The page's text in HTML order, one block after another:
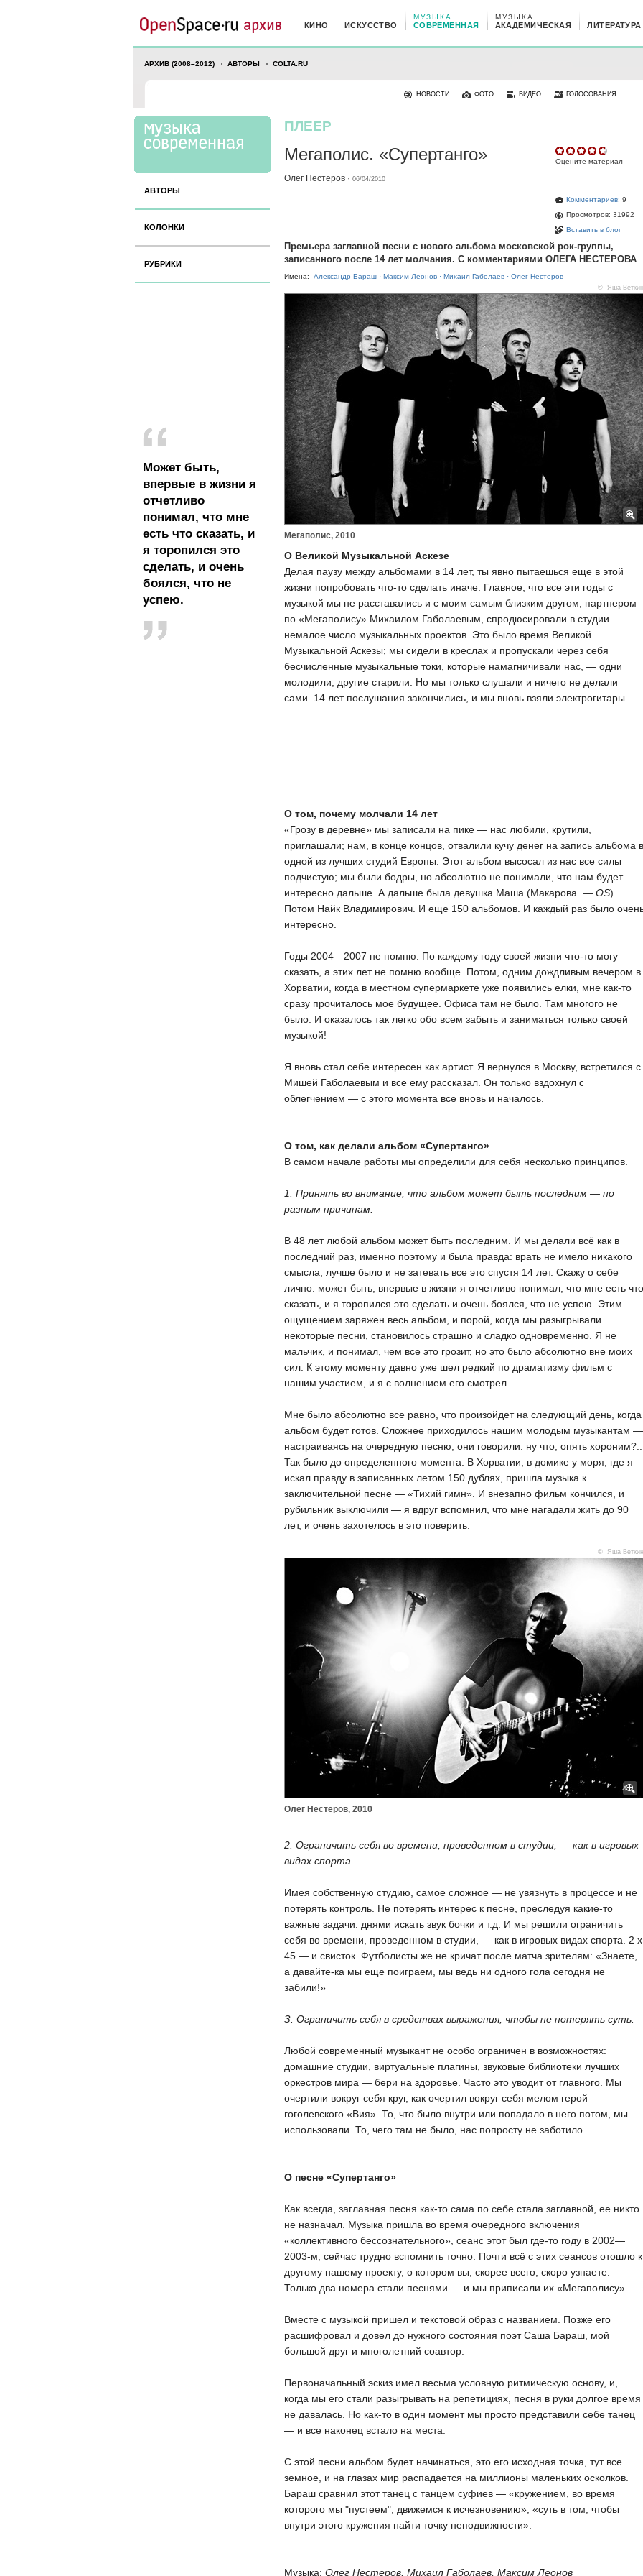
КИНО ИСКУССТВО СОВРЕМЕННАЯ
МУЗЫКА
АКАДЕМИЧЕСКАЯ
МУЗЫКА
ЛИТЕРАТУРА
АРХИВ (2008–2012) АВТОРЫ COLTA.RU
НОВОСТИ ФОТО ВИДЕО ГОЛОСОВАНИЯ
АВТОРЫ
КОЛОНКИ
РУБРИКИ
Может быть,
впервые в жизни я
отчетливо
понимал, что мне
есть что сказать, и
я торопился это
сделать, и очень
боялся, что не
успею.
ПЛЕЕР
Оцените материал
Комментариев: 9
Просмотров: 31992
Вставить в блог
Мегаполис. «Супертанго»
Олег Нестеров · 06/04/2010
Премьера заглавной песни с нового альбома московской рок-группы,
записанного после 14 лет молчания. С комментариями ОЛЕГА НЕСТЕРОВА
Имена: Александр Бараш · Максим Леонов · Михаил Габолаев · Олег Нестеров
© Яша Веткин
Мегаполиc, 2010
О Великой Музыкальной Аскезе
Делая паузу между альбомами в 14 лет, ты явно пытаешься еще в этой
жизни попробовать что-то сделать иначе. Главное, что все эти годы с
музыкой мы не расставались и с моим самым близким другом, партнером
по «Мегаполису» Михаилом Габолаевым, спродюсировали в студии
немалое число музыкальных проектов. Это было время Великой
Музыкальной Аскезы; мы сидели в креслах и пропускали через себя
бесчисленные музыкальные токи, которые намагничивали нас, — одни
молодили, другие старили. Но мы только слушали и ничего не делали
сами. 14 лет послушания закончились, и мы вновь взяли электрогитары.
О том, почему молчали 14 лет
«Грозу в деревне» мы записали на пике — нас любили, крутили,
приглашали; нам, в конце концов, отвалили кучу денег на запись альбома в
одной из лучших студий Европы. Этот альбом высосал из нас все силы
подчистую; мы были бодры, но абсолютно не понимали, что нам будет
интересно дальше. А дальше была девушка Маша (Макарова. — OS).
Потом Найк Владимирович. И еще 150 альбомов. И каждый раз было
интересно.
Годы 2004—2007 не помню. По каждому году своей жизни что-то могу
сказать, а этих лет не помню вообще. Потом, одним дождливым вечером в
Хорватии, когда в местном супермаркете уже появились елки, мне как-то
сразу прочиталось мое будущее. Офиса там не было. Там многого не
было. И оказалось так легко обо всем забыть и заниматься только своей
музыкой!
Я вновь стал себе интересен как артист. Я вернулся в Москву, встретился с
Мишей Габолаевым и все ему рассказал. Он только вздохнул с
облегчением — с этого момента все вновь и началось.
О том, как делали альбом «Супертанго»
В самом начале работы мы определили для себя несколько принципов.
1. Принять во внимание, что альбом может быть последним — по
разным причинам.
В 48 лет любой альбом может быть последним. И мы делали всё как в
последний раз, именно поэтому и была правда: врать не имело никакого
смысла, лучше было и не затевать все это спустя 14 лет. Скажу о себе
лично: может быть, впервые в жизни я отчетливо понимал, что мне есть что
сказать, и я торопился это сделать и очень боялся, что не успею. Этим
ощущением заряжен весь альбом, и порой, когда мы разыгрывали
некоторые песни, становилось страшно и сладко одновременно. Я не
мальчик, и понимал, чем все это грозит, но это было абсолютно вне моих
сил. К этому моменту давно уже шел редкий по драматизму фильм с
нашим участием, и я с волнением его смотрел.
Мне было абсолютно все равно, что произойдет на следующий день, когда
альбом будет готов. Сложнее приходилось нашим молодым музыкантам —
настраиваясь на очередную песню, они говорили: ну что, опять хороним?..
Так было до определенного момента. В Хорватии, в домике у моря, где я
искал правду в записанных летом 150 дублях, пришла музыка к
заключительной песне — «Тихий гимн». И внезапно фильм кончился, и
рубильник выключили — я вдруг вспомнил, что мне нагадали жить до 90
лет, и очень захотелось в это поверить.
© Яша Веткин
Олег Нестеров, 2010
2. Ограничить себя во времени, проведенном в студии, — как в игровых
видах спорта.
Имея собственную студию, самое сложное — не увязнуть в процессе и не
потерять контроль. Не потерять интерес к песне, преследуя какие-то
важные задачи: днями искать звук бочки и т.д. И мы решили ограничить
себя во времени, проведенном в студии, — как в игровых видах спорта. 2 х
45 — и свисток. Футболисты же не кричат после матча зрителям: «Знаете,
а давайте-ка мы еще поиграем, мы ведь ни одного гола сегодня не
забили!»
З. Ограничить себя в средствах выражения, чтобы не потерять суть.
Любой современный музыкант не особо ограничен в возможностях:
домашние студии, виртуальные плагины, звуковые библиотеки лучших
оркестров мира — бери на здоровье. Часто это уводит от главного. Мы
очертили вокруг себя круг, как очертил вокруг себя мелом герой
гоголевского «Вия». То, что было внутри или попадало в него потом, мы
использовали. То, чего там не было, нас попросту не заботило.
О песне «Супертанго»
Как всегда, заглавная песня как-то сама по себе стала заглавной, ее никто
не назначал. Музыка пришла во время очередного включения
«коллективного бессознательного», сеанс этот был где-то году в 2002—
2003-м, сейчас трудно вспомнить точно. Почти всё с этих сеансов отошло к
другому нашему проекту, о котором вы, скорее всего, скоро узнаете.
Только два номера стали песнями — и мы приписали их «Мегаполису».
Вместе с музыкой пришел и текстовой образ с названием. Позже его
расшифровал и довел до нужного состояния поэт Саша Бараш, мой
большой друг и многолетний соавтор.
Первоначальный эскиз имел весьма условную ритмическую основу, и,
когда мы его стали разыгрывать на репетициях, песня в руки долгое время
не давалась. Но как-то в один момент мы просто представили себе танец
— и все наконец встало на места.
С этой песни альбом будет начинаться, это его исходная точка, тут все
земное, и на глазах мир распадается на миллионы маленьких осколков.
Бараш сравнил этот танец с танцем суфиев — «кружением, во время
которого мы "пустеем", движемся к исчезновению»; «суть в том, чтобы
внутри этого кружения найти точку неподвижности».
Музыка: Олег Нестеров, Михаил Габолаев, Максим Леонов